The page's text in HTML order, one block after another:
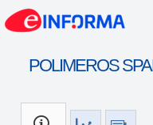
POLIMEROS